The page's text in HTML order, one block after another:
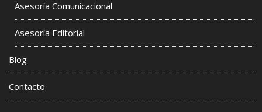
Asesoría Comunicacional
Asesoría Editorial
Blog
Contacto